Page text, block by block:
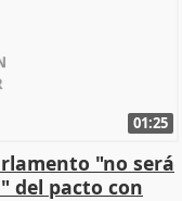
01:25
"no será
del pacto con